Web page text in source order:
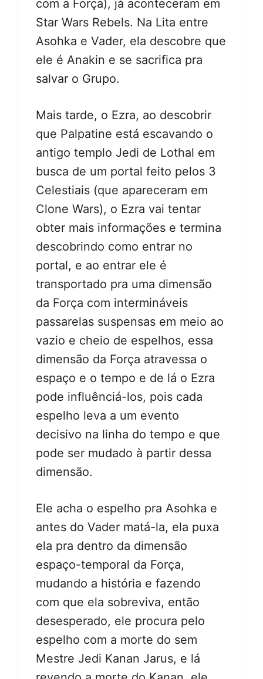
com a Força), já aconteceram em
Star Wars Rebels. Na Lita entre
Asohka e Vader, ela descobre que
ele é Anakin e se sacrifica pra
salvar o Grupo.
Mais tarde, o Ezra, ao descobrir
que Palpatine está escavando o
antigo templo Jedi de Lothal em
busca de um portal feito pelos 3
Celestiais (que apareceram em
Clone Wars), o Ezra vai tentar
obter mais informações e termina
descobrindo como entrar no
portal, e ao entrar ele é
transportado pra uma dimensão
da Força com intermináveis
passarelas suspensas em meio ao
vazio e cheio de espelhos, essa
dimensão da Força atravessa o
espaço e o tempo e de lá o Ezra
pode influênciá-los, pois cada
espelho leva a um evento
decisivo na linha do tempo e que
pode ser mudado à partir dessa
dimensão.
Ele acha o espelho pra Asohka e
antes do Vader matá-la, ela puxa
ela pra dentro da dimensão
espaço-temporal da Força,
mudando a história e fazendo
com que ela sobreviva, então
desesperado, ele procura pelo
espelho com a morte do sem
Mestre Jedi Kanan Jarus, e lá